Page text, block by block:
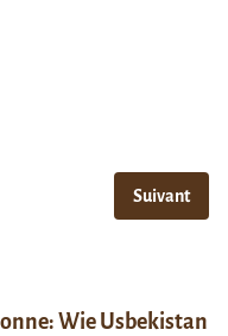
Suivant
Wie Usbekistan